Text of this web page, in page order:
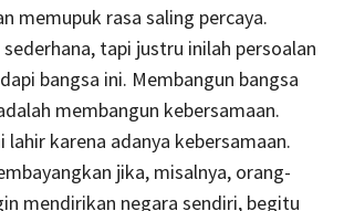
memupuk rasa saling percaya.
tapi justru inilah persoalan
bangsa ini. Membangun bangsa
membangun kebersamaan.
lahir karena adanya kebersamaan.
jika, misalnya, orang-
mendirikan negara sendiri, begitu